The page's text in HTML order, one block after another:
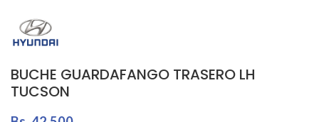
BUCHE GUARDAFANGO TRASERO LH
TUCSON